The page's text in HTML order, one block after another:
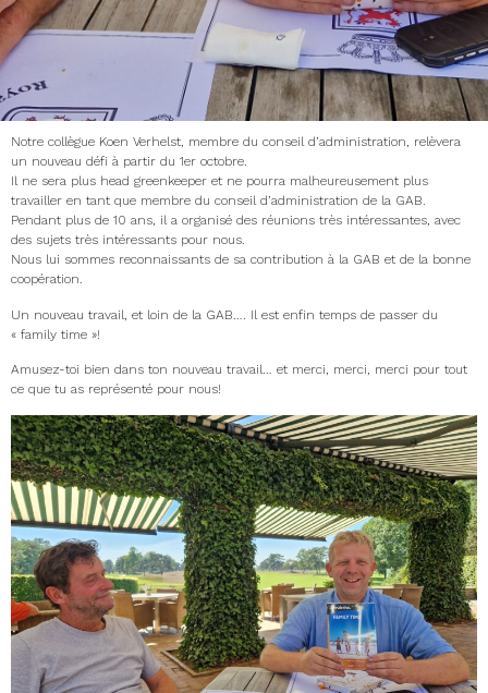
Notre collègue Koen Verhelst, membre du conseil d’administration, relèvera
un nouveau défi à partir du 1er octobre.
Il ne sera plus head greenkeeper et ne pourra malheureusement plus
travailler en tant que membre du conseil d’administration de la GAB.
Pendant plus de 10 ans, il a organisé des réunions très intéressantes, avec
des sujets très intéressants pour nous.
Nous lui sommes reconnaissants de sa contribution à la GAB et de la bonne
coopération.
Un nouveau travail, et loin de la GAB…. Il est enfin temps de passer du
« family time »!
Amusez-toi bien dans ton nouveau travail… et merci, merci, merci pour tout
ce que tu as représenté pour nous!